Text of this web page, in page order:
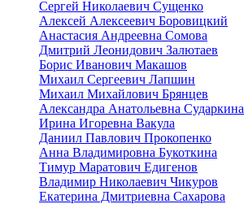
Сергей Николаевич Сущенко
Алексей Алексеевич Боровицкий
Анастасия Андреевна Сомова
Дмитрий Леонидович Залютаев
Борис Иванович Макашов
Михаил Сергеевич Лапшин
Михаил Михайлович Брянцев
Александра Анатольевна Сударкина
Ирина Игоревна Вакула
Даниил Павлович Прокопенко
Анна Владимировна Букоткина
Тимур Маратович Едигенов
Владимир Николаевич Чикуров
Екатерина Дмитриевна Сахарова